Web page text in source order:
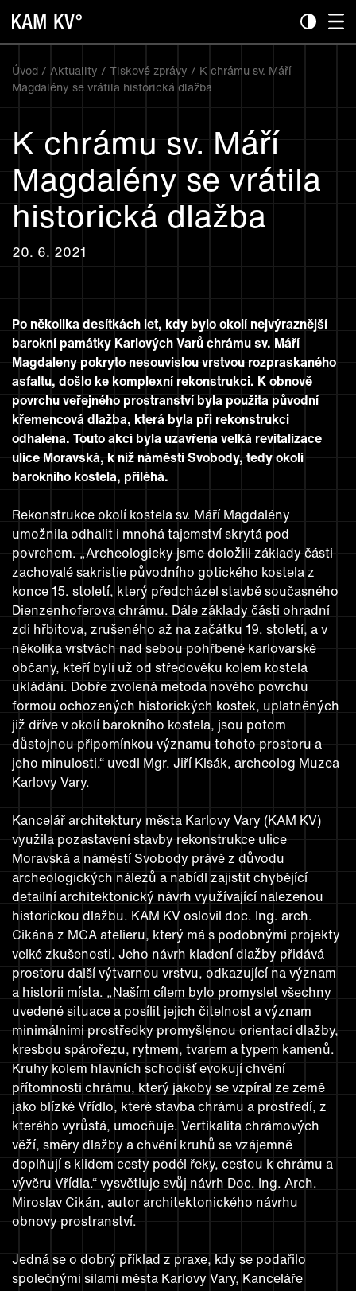
Úvod/ Aktuality / Tiskové zprávy / K chrámu sv. Máří
Magdalény se vrátila historická dlažba
K chrámu sv. Máří
Magdalény se vrátila
historická dlažba
20. 6. 2021
Po několika desítkách let, kdy bylo okolí nejvýraznější
barokní památky Karlových Varů chrámu sv. Máří
Magdaleny pokryto nesouvislou vrstvou rozpraskaného
asfaltu, došlo ke komplexní rekonstrukci. K obnově
povrchu veřejného prostranství byla použita původní
křemencová dlažba, která byla při rekonstrukci
odhalena. Touto akcí byla uzavřena velká revitalizace
ulice Moravská, k níž náměstí Svobody, tedy okolí
barokního kostela, přiléhá.
Rekonstrukce okolí kostela sv. Máří Magdalény
umožnila odhalit i mnohá tajemství skrytá pod
povrchem. „Archeologicky jsme doložili základy části
zachovalé sakristie původního gotického kostela z
konce 15. století, který předcházel stavbě současného
Dienzenhoferova chrámu. Dále základy části ohradní
zdi hřbitova, zrušeného až na začátku 19. století, a v
několika vrstvách nad sebou pohřbené karlovarské
občany, kteří byli už od středověku kolem kostela
ukládáni. Dobře zvolená metoda nového povrchu
formou ochozených historických kostek, uplatněných
již dříve v okolí barokního kostela, jsou potom
důstojnou připomínkou významu tohoto prostoru a
jeho minulosti.“ uvedl Mgr. Jiří Klsák, archeolog Muzea
Karlovy Vary.
Kancelář architektury města Karlovy Vary (KAM KV)
využila pozastavení stavby rekonstrukce ulice
Moravská a náměstí Svobody právě z důvodu
archeologických nálezů a nabídl zajistit chybějící
detailní architektonický návrh využívající nalezenou
historickou dlažbu. KAM KV oslovil doc. Ing. arch.
Cikána z MCA atelieru, který má s podobnými projekty
velké zkušenosti. Jeho návrh kladení dlažby přidává
prostoru další výtvarnou vrstvu, odkazující na význam
a historii místa. „Naším cílem bylo promyslet všechny
uvedené situace a posílit jejich čitelnost a význam
minimálními prostředky promyšlenou orientací dlažby,
kresbou spárořezu, rytmem, tvarem a typem kamenů.
Kruhy kolem hlavních schodišť evokují chvění
přítomnosti chrámu, který jakoby se vzpíral ze země
jako blízké Vřídlo, které stavba chrámu a prostředí, z
kterého vyrůstá, umocňuje. Vertikalita chrámových
věží, směry dlažby a chvění kruhů se vzájemně
doplňují s klidem cesty podél řeky, cestou k chrámu a
vývěru Vřídla.“ vysvětluje svůj návrh Doc. Ing. Arch.
Miroslav Cikán, autor architektonického návrhu
obnovy prostranství.
Jedná se o dobrý příklad z praxe, kdy se podařilo
společnými silami města Karlovy Vary, Kanceláře